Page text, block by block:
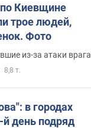
Киевщине
трое людей,
Фото
из-за атаки врага
8,8 т.
в городах
день подряд